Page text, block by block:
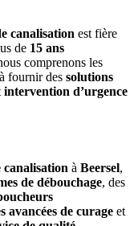
canalisation est fière
de 15 ans
comprenons les
fournir des solutions
intervention d’urgence
canalisation à Beersel,
de débouchage, des
avancées de curage et